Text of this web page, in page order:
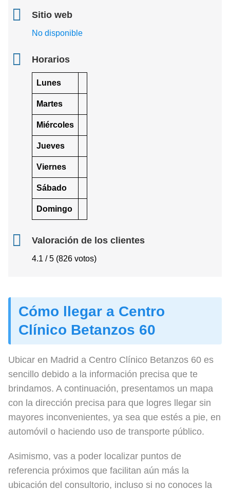
Sitio web
No disponible
Horarios
Lunes
Martes
Miércoles
Jueves
Viernes
Sábado
Domingo
Valoración de los clientes
4.1 / 5 (826 votos)
Cómo llegar a Centro
Clínico Betanzos 60
Ubicar en Madrid a Centro Clínico Betanzos 60 es
sencillo debido a la información precisa que te
brindamos. A continuación, presentamos un mapa
con la dirección precisa para que logres llegar sin
mayores inconvenientes, ya sea que estés a pie, en
automóvil o haciendo uso de transporte público.
Asimismo, vas a poder localizar puntos de
referencia próximos que facilitan aún más la
ubicación del consultorio, incluso si no conoces la